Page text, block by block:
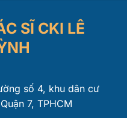
SĨ CKI LÊ
số 4, khu dân cư
7, TPHCM